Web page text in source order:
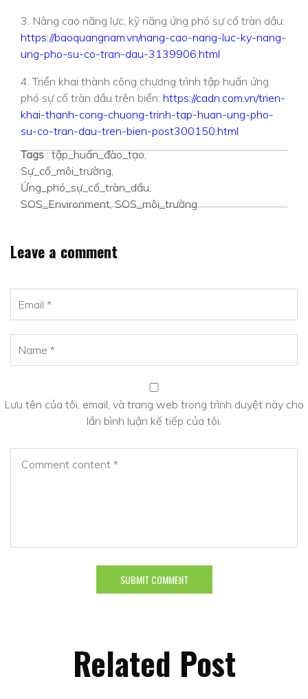
3. Nâng cao năng lực, kỹ năng ứng phó sự cố tràn dầu:
https://baoquangnam.vn/nang-cao-nang-luc-ky-nang-
ung-pho-su-co-tran-dau-3139906.html
4. Triển khai thành công chương trình tập huấn ứng
phó sự cố tràn dầu trên biển: https://cadn.com.vn/trien-
khai-thanh-cong-chuong-trinh-tap-huan-ung-pho-
su-co-tran-dau-tren-bien-post300150.html
Tags:tập_huấn_đào_tạo,
Sự_cố_môi_trường
Ứng_phó_sự_cố_tràn_dầu
SOS_Environment,SOS_môi_trường
Leave a comment
Lưu tên của tôi, email, và trang web trong trình duyệt này cho
lần bình luận kế tiếp của tôi.
Related Post